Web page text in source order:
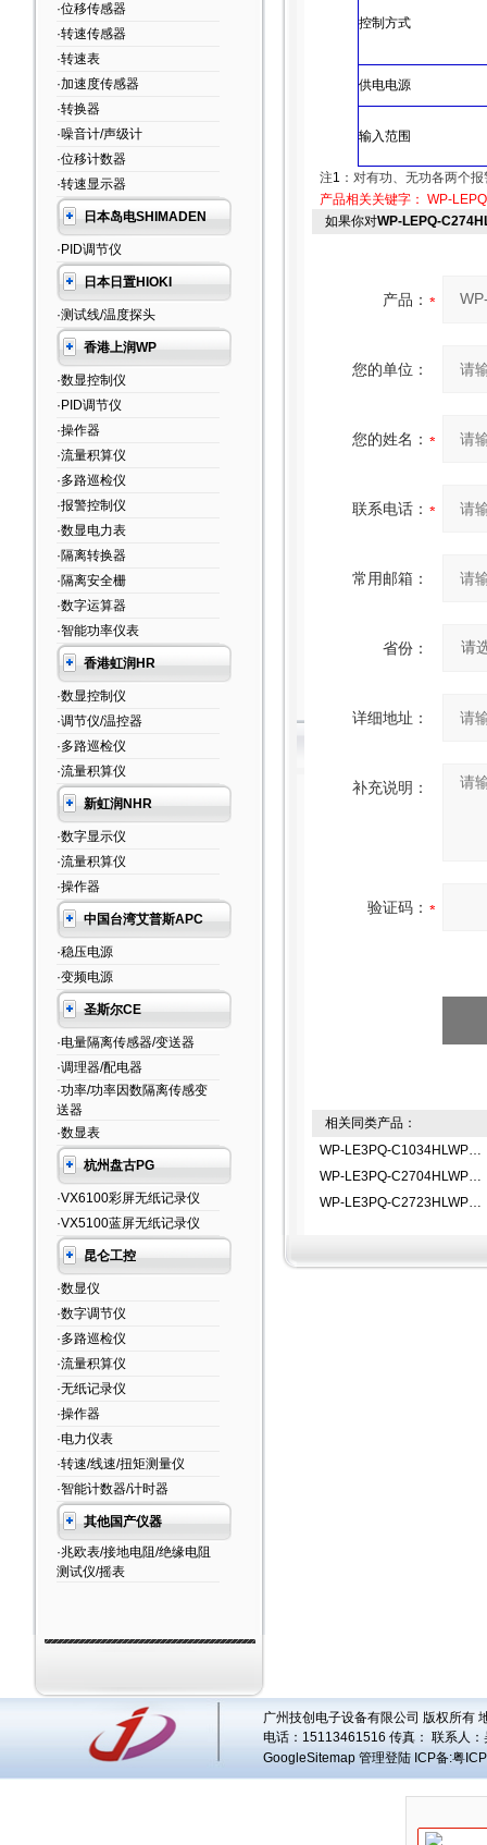
·位移传感器
·转速传感器
·转速表
·加速度传感器
·转换器
·噪音计/声级计
·位移计数器
·转速显示器
日本岛电SHIMADEN
·PID调节仪
日本日置HIOKI
·测试线/温度探头
香港上润WP
·数显控制仪
·PID调节仪
·操作器
·流量积算仪
·多路巡检仪
·报警控制仪
·数显电力表
·隔离转换器
·隔离安全栅
·数字运算器
·智能功率仪表
香港虹润HR
·数显控制仪
·调节仪/温控器
·多路巡检仪
·流量积算仪
新虹润NHR
·数字显示仪
·流量积算仪
·操作器
中国台湾艾普斯APC
·稳压电源
·变频电源
圣斯尔CE
·电量隔离传感器/变送器
·调理器/配电器
·功率/功率因数隔离传感变
送器
·数显表
杭州盘古PG
·VX6100彩屏无纸记录仪
·VX5100蓝屏无纸记录仪
昆仑工控
·数显仪
·数字调节仪
·多路巡检仪
·流量积算仪
·无纸记录仪
·操作器
·电力仪表
·转速/线速/扭矩测量仪
·智能计数器/计时器
其他国产仪器
·兆欧表/接地电阻/绝缘电阻
测试仪/摇表
控制方式
供电电源
输入范围
注1 ：对有功、无功各两个
产品相关关键字： WP-LEPQ
如果你对WP-LEPQ-
产品：
您的单位：
您的姓名：
联系电话：
常用邮箱：
省份：
详细地址：
补充说明：
验证码：
相关同类产品：
WP-LE3PQ-C1034HLWP-LE3PQ-C1034HL功率显示仪
WP-LE3PQ-C2704HLWP-LE3PQ-C2704HL功率显示仪
WP-LE3PQ-C2723HLWP-LE3PQ-C2723HL功率显示仪
广州技创电子设备有限公司 版权所有
电话：15113461516 传真： 联系人：
GoogleSitemap 管理登陆 ICP备:粤